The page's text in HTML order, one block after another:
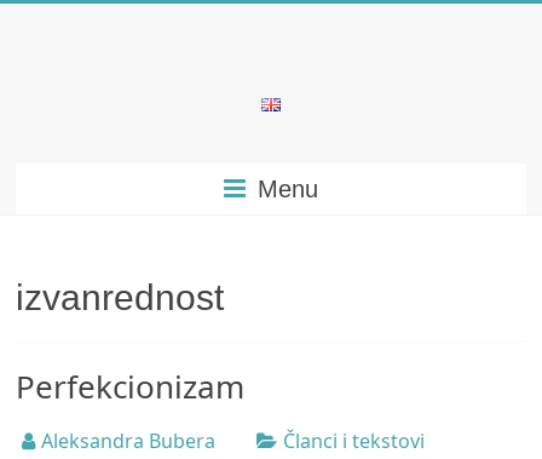
psihijatrije
Menu
izvanrednost
Perfekcionizam
Aleksandra Bubera Članci i tekstovi